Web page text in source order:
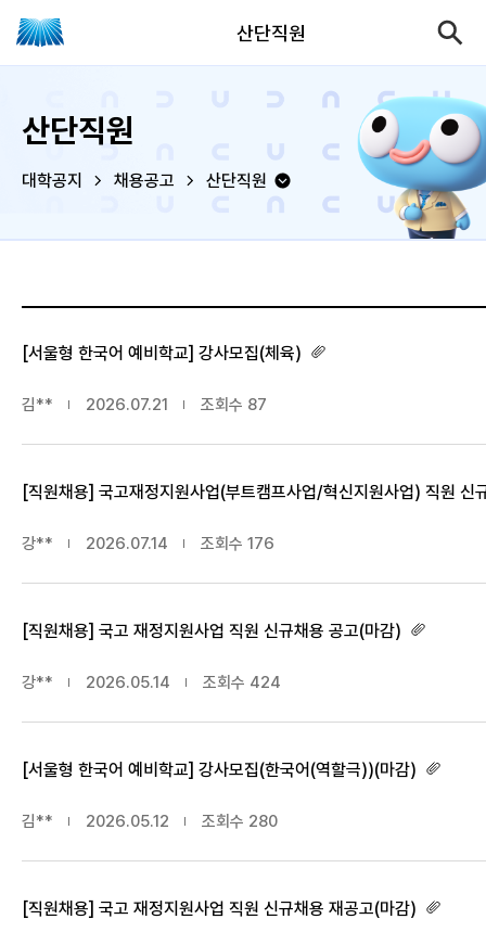
산단직원
산단직원
대학공지 채용공고 산단직원
[서울형 한국어 예비학교] 강사모집(체육)
김** 2026.07.21 조회수 87
강** 2026.07.14 조회수 176
[직원채용] 국고 재정지원사업 직원 신규채용 공고(마감)
강** 2026.05.14 조회수 424
[서울형 한국어 예비학교] 강사모집(한국어(역할극))(마감)
김** 2026.05.12 조회수 280
[직원채용] 국고 재정지원사업 직원 신규채용 재공고(마감)